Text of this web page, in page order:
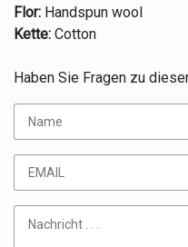
Flor: Handspun wool
Kette: Cotton
Haben Sie Fragen zu